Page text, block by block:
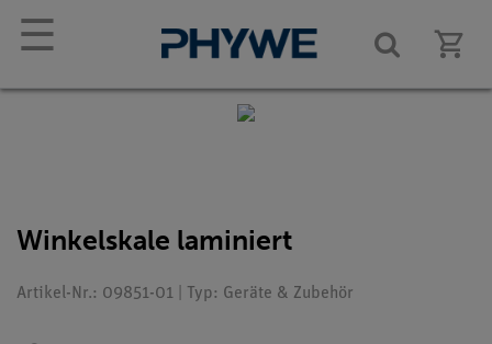
☰
Winkelskale laminiert
Artikel-Nr.: 09851-01 | Typ: Geräte & Zubehör